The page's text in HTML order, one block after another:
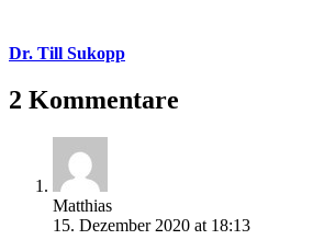
Dr. Till Sukopp
2 Kommentare
Matthias
15. Dezember 2020 at 18:13